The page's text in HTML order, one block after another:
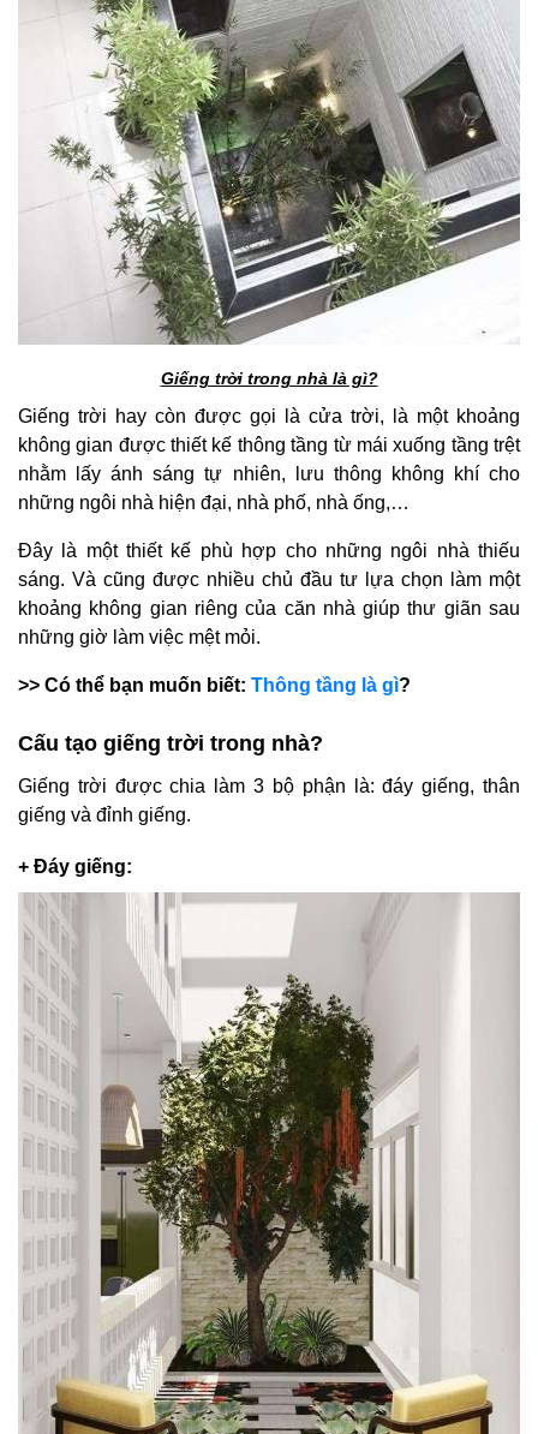
Giếng trời trong nhà là gì?
Giếng trời hay còn được gọi là cửa trời, là một khoảng
không gian được thiết kế thông tầng từ mái xuống tầng trệt
nhằm lấy ánh sáng tự nhiên, lưu thông không khí cho
những ngôi nhà hiện đại, nhà phố, nhà ống,…
Đây là một thiết kế phù hợp cho những ngôi nhà thiếu
sáng. Và cũng được nhiều chủ đầu tư lựa chọn làm một
khoảng không gian riêng của căn nhà giúp thư giãn sau
những giờ làm việc mệt mỏi.
>> Có thể bạn muốn biết: Thông tầng là gì?
Cấu tạo giếng trời trong nhà?
Giếng trời được chia làm 3 bộ phận là: đáy giếng, thân
giếng và đỉnh giếng.
+ Đáy giếng: